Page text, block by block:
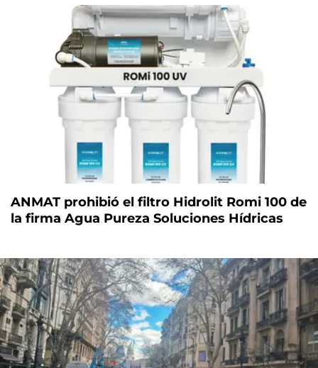
ANMAT prohibió el filtro Hidrolit Romi 100 de
la firma Agua Pureza Soluciones Hídricas